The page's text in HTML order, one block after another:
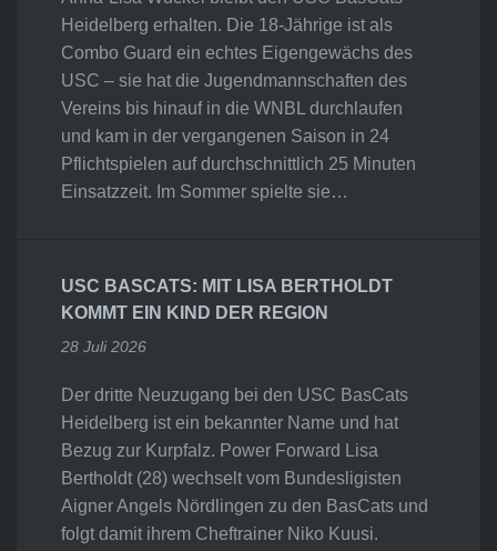
Heidelberg erhalten. Die 18-Jährige ist als
Combo Guard ein echtes Eigengewächs des
USC – sie hat die Jugendmannschaften des
Vereins bis hinauf in die WNBL durchlaufen
und kam in der vergangenen Saison in 24
Pflichtspielen auf durchschnittlich 25 Minuten
Einsatzzeit. Im Sommer spielte sie…
USC BASCATS: MIT LISA BERTHOLDT
KOMMT EIN KIND DER REGION
28 Juli 2026
Der dritte Neuzugang bei den USC BasCats
Heidelberg ist ein bekannter Name und hat
Bezug zur Kurpfalz. Power Forward Lisa
Bertholdt (28) wechselt vom Bundesligisten
Aigner Angels Nördlingen zu den BasCats und
folgt damit ihrem Cheftrainer Niko Kuusi.